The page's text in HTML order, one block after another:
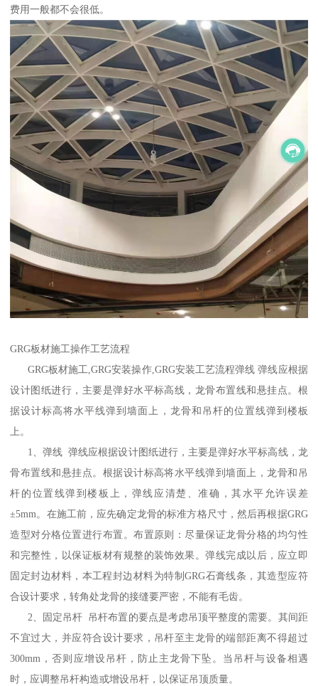
费用一般都不会很低。
GRG板材施工操作工艺流程
GRG板材施工,GRG安装操作,GRG安装工艺流程弹线 弹线应根据
设计图纸进行，主要是弹好水平标高线，龙骨布置线和悬挂点。根
据设计标高将水平线弹到墙面上，龙骨和吊杆的位置线弹到楼板
上。
1、弹线 弹线应根据设计图纸进行，主要是弹好水平标高线，龙
骨布置线和悬挂点。根据设计标高将水平线弹到墙面上，龙骨和吊
杆的位置线弹到楼板上，弹线应清楚、准确，其水平允许误差
±5mm。在施工前，应先确定龙骨的标准方格尺寸，然后再根据GRG
造型对分格位置进行布置。布置原则：尽量保证龙骨分格的均匀性
和完整性，以保证板材有规整的装饰效果。弹线完成以后，应立即
固定封边材料，本工程封边材料为特制GRG石膏线条，其造型应符
合设计要求，转角处龙骨的接缝要严密，不能有毛齿。
2、固定吊杆 吊杆布置的要点是考虑吊顶平整度的需要。其间距
不宜过大，并应符合设计要求，吊杆至主龙骨的端部距离不得超过
300mm，否则应增设吊杆，防止主龙骨下坠。当吊杆与设备相遇
时，应调整吊杆构造或增设吊杆，以保证吊顶质量。